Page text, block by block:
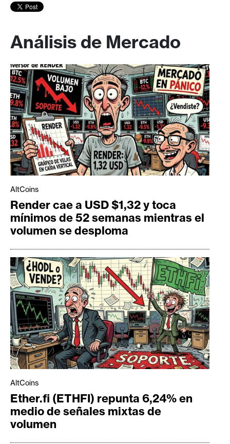
Análisis de Mercado
AltCoins
Render cae a USD $1,32 y toca
mínimos de 52 semanas mientras el
volumen se desploma
AltCoins
Ether.fi (ETHFI) repunta 6,24% en
medio de señales mixtas de
volumen